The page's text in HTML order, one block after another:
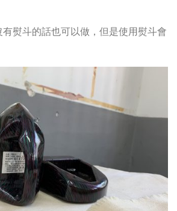
熨斗的話也可以做，但是使用熨斗會